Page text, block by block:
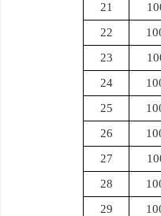
21
22
23
24
25
26
27
28
29